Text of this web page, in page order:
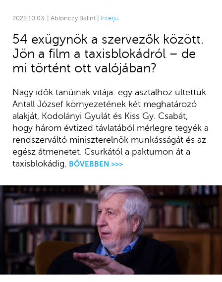
2022.10.03. | Ablonczy Bálint | Interjú
54 exügynök a szervezők között.
Jön a film a taxisblokádról – de
mi történt ott valójában?
Nagy idők tanúinak vitája: egy asztalhoz ültettük
Antall József környezetének két meghatározó
alakját, Kodolányi Gyulát és Kiss Gy. Csabát,
hogy három évtized távlatából mérlegre tegyék a
rendszerváltó miniszterelnök munkásságát és az
egész átmenetet. Csurkától a paktumon át a
taxisblokádig. BŐVEBBEN >>>